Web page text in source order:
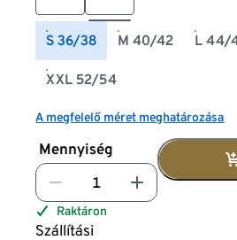
S 36/38 M 40/42 L 44/
XXL 52/54
A megfelelő méret meghatározása
Mennyiség
Raktáron
Szállítási